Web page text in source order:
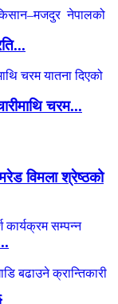
चरम...
विमला श्रेष्ठको